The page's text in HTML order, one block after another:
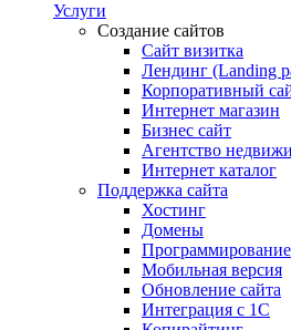
Услуги
Создание сайтов
Сайт визитка
Лендинг (Landing
Корпоративный
Интернет магазин
Бизнес сайт
Агентство
Интернет каталог
Поддержка сайта
Хостинг
Домены
Программирование
Мобильная версия
Обновление сайта
Интеграция с 1С